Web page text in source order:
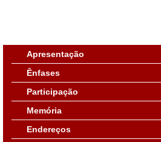
Apresentação
Ênfases
Participação
Memória
Endereços